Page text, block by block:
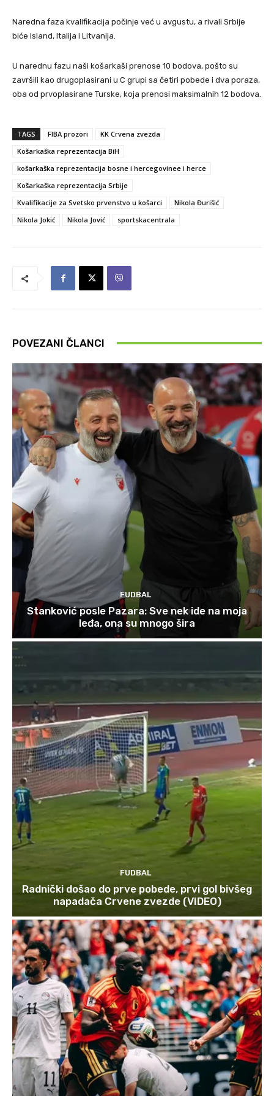
Naredna faza kvalifikacija počinje već u avgustu, a rivali Srbije
biće Island, Italija i Litvanija.
U narednu fazu naši košarkaši prenose 10 bodova, pošto su
završili kao drugoplasirani u C grupi sa četiri pobede i dva poraza,
oba od prvoplasirane Turske, koja prenosi maksimalnih 12 bodova.
TAGS FIBA prozori
KK Crvena zvezda
Košarkaška reprezentacija BiH
košarkaška reprezentacija bosne i hercegovinee i herce
Košarkaška reprezentacija Srbije
Kvalifikacije za Svetsko prvenstvo u košarci
Nikola Đurišić
Nikola Jokić
Nikola Jović sportskacentrala
POVEZANI ČLANCI
FUDBAL
Stanković posle Pazara: Sve nek ide na moja
leđa, ona su mnogo šira
FUDBAL
Radnički došao do prve pobede, prvi gol bivšeg
napadača Crvene zvezde (VIDEO)